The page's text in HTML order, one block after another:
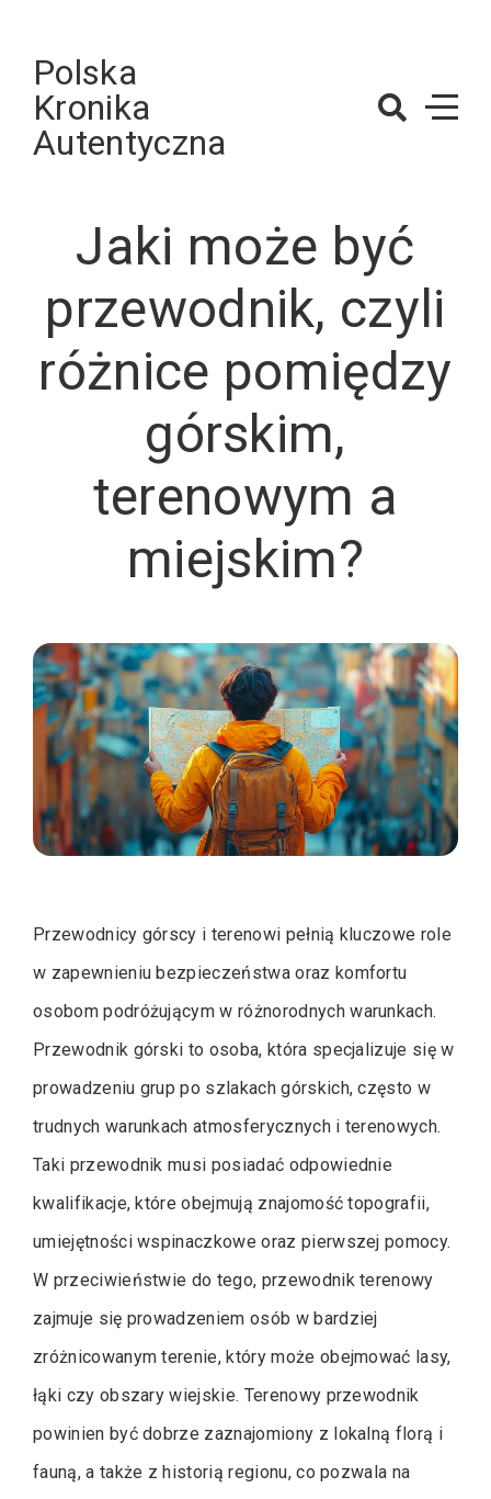
contentPolska
Kronika
Autentyczna
Jaki może być
przewodnik, czyli
różnice pomiędzy
górskim,
terenowym a
miejskim?
Przewodnicy górscy i terenowi pełnią kluczowe role
w zapewnieniu bezpieczeństwa oraz komfortu
osobom podróżującym w różnorodnych warunkach.
Przewodnik górski to osoba, która specjalizuje się w
prowadzeniu grup po szlakach górskich, często w
trudnych warunkach atmosferycznych i terenowych.
Taki przewodnik musi posiadać odpowiednie
kwalifikacje, które obejmują znajomość topografii,
umiejętności wspinaczkowe oraz pierwszej pomocy.
W przeciwieństwie do tego, przewodnik terenowy
zajmuje się prowadzeniem osób w bardziej
zróżnicowanym terenie, który może obejmować lasy,
łąki czy obszary wiejskie. Terenowy przewodnik
powinien być dobrze zaznajomiony z lokalną florą i
fauną, a także z historią regionu, co pozwala na